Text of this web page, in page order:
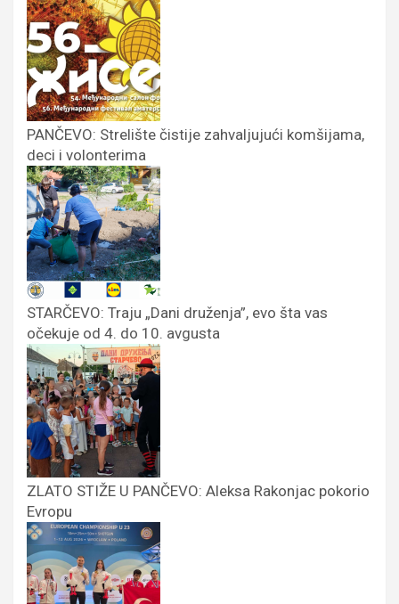
PANČEVO: Strelište čistije zahvaljujući komšijama,
deci i volonterima
STARČEVO: Traju „Dani druženja”, evo šta vas
očekuje od 4. do 10. avgusta
ZLATO STIŽE U PANČEVO: Aleksa Rakonjac pokorio
Evropu